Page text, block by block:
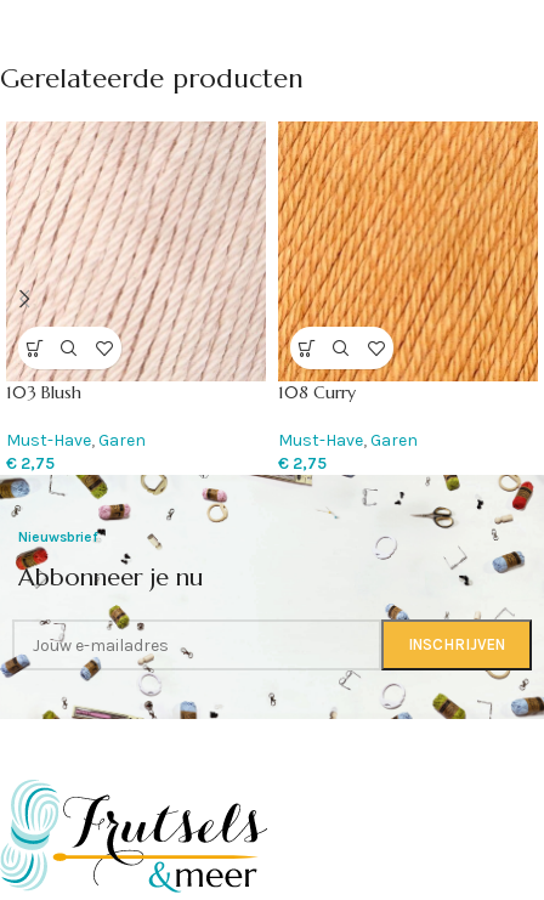
Gerelateerde producten
103 Blush
Must-Have,Garen
€ 2,75
108 Curry
Must-Have,Garen
€ 2,75
Nieuwsbrief
Abbonneer je nu